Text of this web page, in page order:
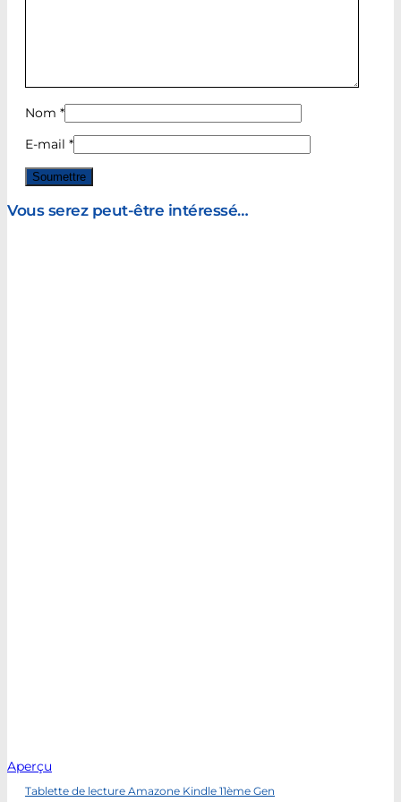
Nom *
E-mail *
Vous serez peut-être intéressé…
Aperçu
Tablette de lecture Amazone Kindle 11ème Gen